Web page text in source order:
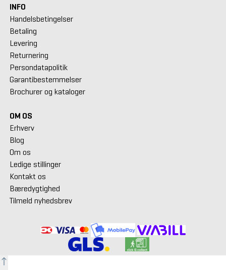
INFO
Handelsbetingelser
Betaling
Levering
Returnering
Persondatapolitik
Garantibestemmelser
Brochurer og kataloger
OM OS
Erhverv
Blog
Om os
Ledige stillinger
Kontakt os
Bæredygtighed
Tilmeld nyhedsbrev